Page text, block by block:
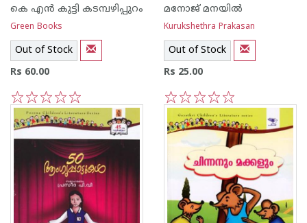
കെ എ‌ന്‍ കുട്ടി കടമ്പഴിപ്പുറം
Green Books
Out of Stock
Rs 60.00
5
4
3
2
1
മനോജ് മനയില്‍
Kurukshethra Prakasan
Out of Stock
Rs 25.00
5
4
3
2
1